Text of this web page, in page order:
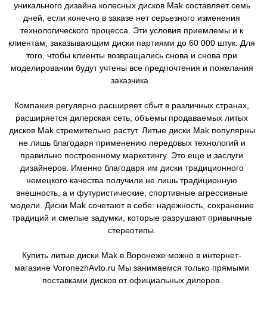
уникального дизайна колесных дисков Mak составляет семь
дней, если конечно в заказе нет серьезного изменения
технологического процесса. Эти условия приемлемы и к
клиентам, заказывающим диски партиями до 60 000 штук. Для
того, чтобы клиенты возвращались снова и снова при
моделировании будут учтены все предпочтения и пожелания
заказчика.
Компания регулярно расширяет сбыт в различных странах,
расширяется дилерская сеть, объемы продаваемых литых
дисков Mak стремительно растут. Литые диски Mak популярны
не лишь благодаря применению передовых технологий и
правильно построенному маркетингу. Это еще и заслуги
дизайнеров. Именно благодаря им диски традиционного
немецкого качества получили не лишь традиционную
внешность, а и футуристические, спортивные агрессивные
модели. Диски Mak сочетают в себе: надежность, сохранение
традиций и смелые задумки, которые разрушают привычные
стереотипы.
Купить литые диски Mak в Воронеже можно в интернет-
магазине VoronezhAvto.ru Мы занимаемся только прямыми
поставками дисков от официальных дилеров.